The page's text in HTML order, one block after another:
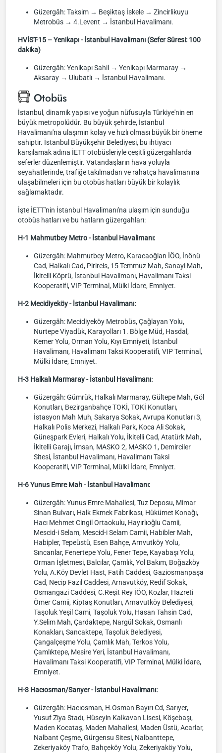
Güzergâh: Taksim → Beşiktaş İskele → Zincirlikuyu
Metrobüs → 4.Levent → İstanbul Havalimanı.
HVİST-15 – Yenikapı - İstanbul Havalimanı (Sefer Süresi: 100
dakika)
Güzergâh: Yenikapı Sahil → Yenikapı Marmaray →
Aksaray → Ulubatlı → İstanbul Havalimanı.
Otobüs
İstanbul, dinamik yapısı ve yoğun nüfusuyla Türkiye'nin en
büyük metropolüdür. Bu büyük şehirde, İstanbul
Havalimanı'na ulaşımın kolay ve hızlı olması büyük bir öneme
sahiptir. İstanbul Büyükşehir Belediyesi, bu ihtiyacı
karşılamak adına İETT otobüsleriyle çeşitli güzergahlarda
seferler düzenlemiştir. Vatandaşların hava yoluyla
seyahatlerinde, trafiğe takılmadan ve rahatça havalimanına
ulaşabilmeleri için bu otobüs hatları büyük bir kolaylık
sağlamaktadır.
İşte İETT'nin İstanbul Havalimanı'na ulaşım için sunduğu
otobüs hatları ve bu hatların güzergahları:
H-1 Mahmutbey Metro - İstanbul Havalimanı:
Güzergâh: Mahmutbey Metro, Karacaoğlan İÖO, İnönü
Cad, Halkalı Cad, Pirireis, 15 Temmuz Mah, Sanayi Mah,
İkitelli Köprü, İstanbul Havalimanı, Havalimanı Taksi
Kooperatifi, VIP Terminal, Mülki İdare, Emniyet.
H-2 Mecidiyeköy - İstanbul Havalimanı:
Güzergâh: Mecidiyeköy Metrobüs, Çağlayan Yolu,
Nurtepe Viyadük, Karayolları 1. Bölge Müd, Hasdal,
Kemer Yolu, Orman Yolu, Kıyı Emniyeti, İstanbul
Havalimanı, Havalimanı Taksi Kooperatifi, VIP Terminal,
Mülki İdare, Emniyet.
H-3 Halkalı Marmaray - İstanbul Havalimanı:
Güzergâh: Gümrük, Halkalı Marmaray, Gültepe Mah, Göl
Konutları, Bezirganbahçe TOKİ, TOKİ Konutları,
İstasyon Mah Muh, Sakarya Sokak, Avrupa Konutları 3,
Halkalı Polis Merkezi, Halkalı Park, Koca Ali Sokak,
Güneşpark Evleri, Halkalı Yolu, İkitelli Cad, Atatürk Mah,
İkitelli Garajı, İmsan, MASKO 2, MASKO 1, Demirciler
Sitesi, İstanbul Havalimanı, Havalimanı Taksi
Kooperatifi, VIP Terminal, Mülki İdare, Emniyet.
H-6 Yunus Emre Mah - İstanbul Havalimanı:
Güzergâh: Yunus Emre Mahallesi, Tuz Deposu, Mimar
Sinan Bulvarı, Halk Ekmek Fabrikası, Hükümet Konağı,
Hacı Mehmet Cingil Ortaokulu, Hayırlıoğlu Camii,
Mescid-i Selam, Mescid-i Selam Camii, Habibler Mah,
Habipler, Tepeüstü, Esen Bahçe, Arnvutköy Yolu,
Sıncanlar, Fenertepe Yolu, Fener Tepe, Kayabaşı Yolu,
Orman İşletmesi, Balcılar, Çamlık, Yol Bakım, Boğazköy
Yolu, A.Köy Devlet Hast, Fatih Caddesi, Gaziosmanpaşa
Cad, Necip Fazıl Caddesi, Arnavutköy, Redif Sokak,
Osmangazi Caddesi, C.Reşit Rey İÖO, Kozlar, Hazreti
Ömer Camii, Kiptaş Konutları, Arnavutköy Belediyesi,
Taşoluk Yeşil Cami, Taşoluk Yolu, Hasan Tahsin Cad,
Y.Selim Mah, Çardaktepe, Nargül Sokak, Osmanlı
Konakları, Sancaktepe, Taşoluk Belediyesi,
Çangalçeşme Yolu, Çamlık Mah, Terkos Yolu,
Çamlıktepe, Mesire Yeri, İstanbul Havalimanı,
Havalimanı Taksi Kooperatifi, VIP Terminal, Mülki İdare,
Emniyet.
H-8 Hacıosman/Sarıyer - İstanbul Havalimanı:
Güzergâh: Hacıosman, H.Osman Bayırı Cd, Sarıyer,
Yusuf Ziya Stadı, Hüseyin Kalkavan Lisesi, Köşebaşı,
Maden Kocataş, Maden Mahallesi, Maden Üstü, Acarlar,
Nalbant Çeşme, Gürgensu Sitesi, Nalbanttepe,
Zekeriyaköy Trafo, Bahçeköy Yolu, Zekeriyaköy Yolu,